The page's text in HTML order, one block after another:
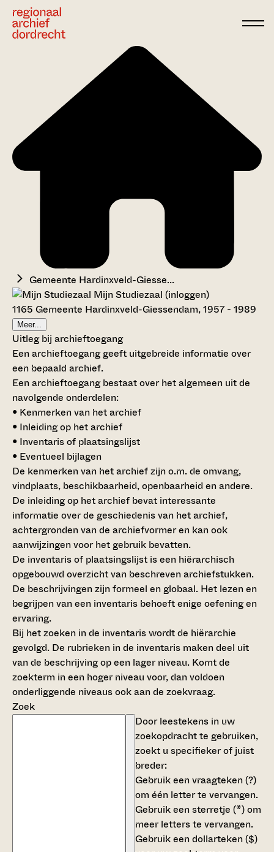
Gemeente Hardinxveld-Giesse...
Mijn Studiezaal (inloggen)
1165 Gemeente Hardinxveld-Giessendam, 1957 - 1989
Meer...
Uitleg bij archieftoegang
Een archieftoegang geeft uitgebreide informatie over
een bepaald archief.
Een archieftoegang bestaat over het algemeen uit de
navolgende onderdelen:
• Kenmerken van het archief
• Inleiding op het archief
• Inventaris of plaatsingslijst
• Eventueel bijlagen
De kenmerken van het archief zijn o.m. de omvang,
vindplaats, beschikbaarheid, openbaarheid en andere.
De inleiding op het archief bevat interessante
informatie over de geschiedenis van het archief,
achtergronden van de archiefvormer en kan ook
aanwijzingen voor het gebruik bevatten.
De inventaris of plaatsingslijst is een hiërarchisch
opgebouwd overzicht van beschreven archiefstukken.
De beschrijvingen zijn formeel en globaal. Het lezen en
begrijpen van een inventaris behoeft enige oefening en
ervaring.
Bij het zoeken in de inventaris wordt de hiërarchie
gevolgd. De rubrieken in de inventaris maken deel uit
van de beschrijving op een lager niveau. Komt de
zoekterm in een hoger niveau voor, dan voldoen
onderliggende niveaus ook aan de zoekvraag.
Zoek
Door leestekens in uw
zoekopdracht te gebruiken,
zoekt u specifieker of juist
breder:
Gebruik eenvraagteken (?)
om één letter te vervangen.
Gebruik eensterretje (*)om
meer letters te vervangen.
Gebruik eendollarteken ($)